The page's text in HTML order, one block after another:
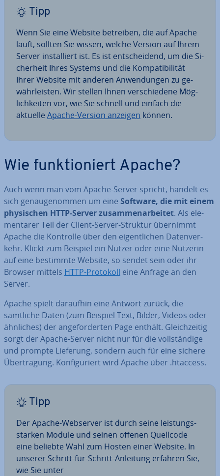
Tipp
Wenn Sie eine Website betreiben, die auf Apache
läuft, sollten Sie wissen, welche Version auf Ihrem
Server in­stal­liert ist. Es ist ent­schei­dend, um die Si­
cher­heit Ihres Systems und die Kom­pa­ti­bi­li­tät
Ihrer Website mit anderen An­wen­dun­gen zu ge­
währ­leis­ten. Wir stellen Ihnen ver­schie­de­ne Mög­
lich­kei­ten vor, wie Sie schnell und einfach die
aktuelle Apache-Version anzeigen können.
Wie funk­tio­niert Apache?
Auch wenn man vom Apache-Server spricht, handelt es
sich ge­nau­ge­nom­men um eine Software, die mit einem
phy­si­schen HTTP-Server zu­sam­men­ar­bei­tet. Als ele­
men­ta­rer Teil der Client-Server-Struktur übernimmt
Apache die Kontrolle über den ei­gent­li­chen Da­ten­ver­
kehr. Klickt zum Beispiel ein Nutzer oder eine Nutzerin
auf eine bestimmte Website, so sendet sein oder ihr
Browser mittels HTTP-Protokoll eine Anfrage an den
Server.
Apache spielt daraufhin eine Antwort zurück, die
sämtliche Daten (zum Beispiel Text, Bilder, Videos oder
ähnliches) der an­ge­for­der­ten Page enthält. Gleich­zei­tig
sorgt der Apache-Server nicht nur für die voll­stän­di­ge
und prompte Lieferung, sondern auch für eine sichere
Über­tra­gung. Kon­fi­gu­riert wird Apache über .htaccess.
Tipp
Der Apache-Webserver ist durch seine leis­tungs­
star­ken Module und seinen offenen Quellcode
eine beliebte Wahl zum Hosten einer Website. In
unserer Schritt-für-Schritt-Anleitung erfahren Sie,
wie Sie unter